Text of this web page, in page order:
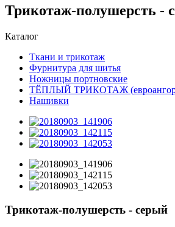
Трикотаж-полушерсть -
Каталог
Ткани и трикотаж
Фурнитура для шитья
Ножницы портновские
ТЁПЛЫЙ ТРИКОТАЖ
Нашивки
Трикотаж-полушерсть - серый